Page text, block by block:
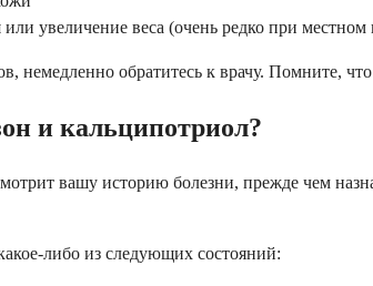
увеличение веса (очень редко при
немедленно обратитесь к врачу. Помните,
и кальципотриол?
вашу историю болезни, прежде чем
либо из следующих состояний: